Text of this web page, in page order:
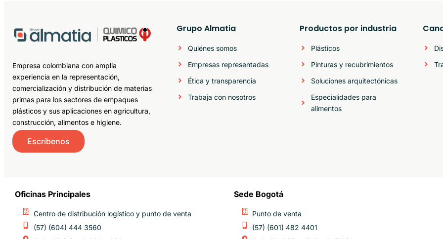
Empresa colombiana con amplia
experiencia en la representación,
comercialización y distribución de materias
primas para los sectores de empaques
plásticos y sus aplicaciones en agricultura,
construcción, alimentos e higiene.
Escríbenos
Grupo Almatia
Quiénes somos
Empresas representadas
Ética y transparencia
Trabaja con nosotros
Productos por industria
Plásticos
Pinturas y recubrimientos
Soluciones arquitectónicas
Especialidades para
alimentos
Oficinas Principales
Centro de distribución logístico y punto de venta
(57) (604) 444 3560
Sede Bogotá
Punto de venta
(57) (601) 482 4401